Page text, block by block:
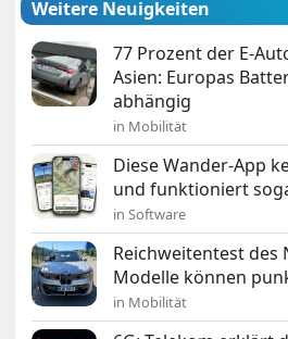
Weitere Neuigkeiten
77 Prozent der E-
Asien: Europas
abhängig
in Mobilität
Diese Wander-App
und funktioniert
in Software
Reichweitentest des
Modelle können
in Mobilität